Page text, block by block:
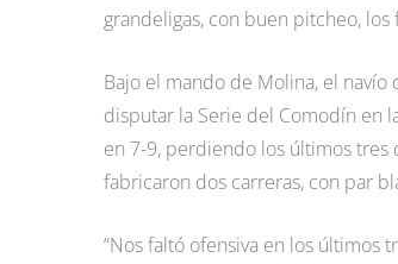
grandeligas, con buen pitcheo,
Bajo el mando de Molina, el
disputar la Serie del Comodín en
en 7-9, perdiendo los últimos tres
fabricaron dos carreras, con par
“Nos faltó ofensiva en los últimos